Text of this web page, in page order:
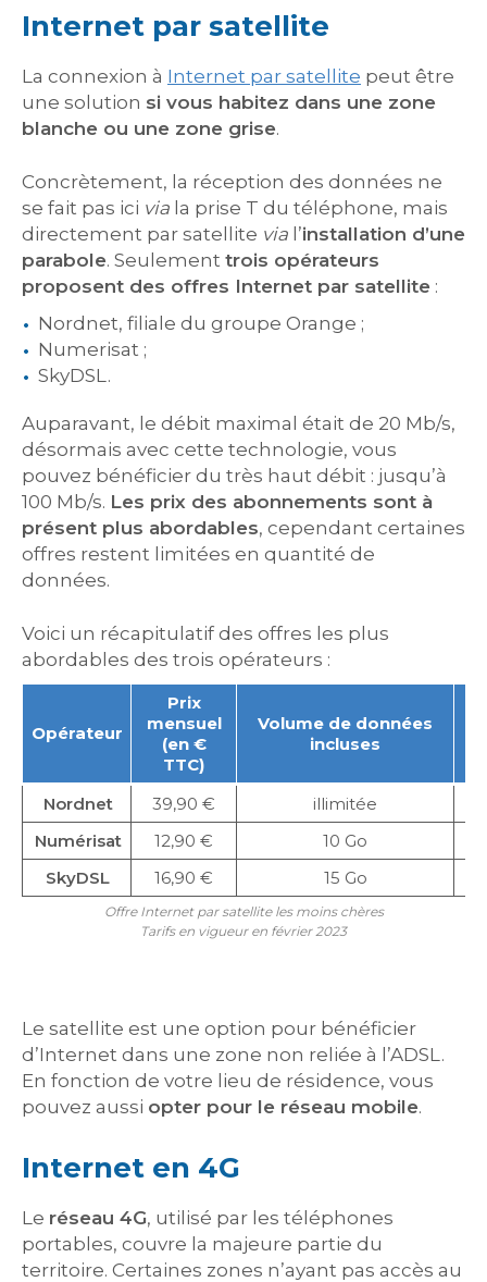
Internet par satellite
La connexion à Internet par satellite peut être
une solution si vous habitez dans une zone
blanche ou une zone grise.
Concrètement, la réception des données ne
se fait pas ici via la prise T du téléphone, mais
directement par satellite via l’installation d’une
parabole. Seulement trois opérateurs
proposent des offres Internet par satellite :
Nordnet, filiale du groupe Orange ;
Numerisat ;
SkyDSL.
Auparavant, le débit maximal était de 20 Mb/s,
désormais avec cette technologie, vous
pouvez bénéficier du très haut débit : jusqu’à
100 Mb/s. Les prix des abonnements sont à
présent plus abordables, cependant certaines
offres restent limitées en quantité de
données.
Voici un récapitulatif des offres les plus
abordables des trois opérateurs :
Opérateur
Prix
mensuel
(en €
TTC)
Volume de données
incluses
Nordnet 39,90 €
illimitée
Numérisat
12,90 €
10 Go
SkyDSL
16,90 € 15 Go
Offre Internet par satellite les moins chères
Tarifs en vigueur en février 2023
Le satellite est une option pour bénéficier
d’Internet dans une zone non reliée à l’ADSL.
En fonction de votre lieu de résidence, vous
pouvez aussi opter pour le réseau mobile.
Internet en 4G
Le réseau 4G, utilisé par les téléphones
portables, couvre la majeure partie du
territoire. Certaines zones n’ayant pas accès au